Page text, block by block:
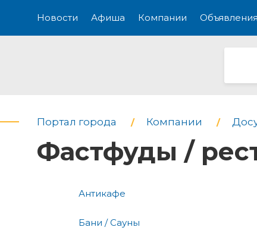
Новости Афиша Компании Объявления
Портал города Компании
Фастфуды /
Антикафе
Бани / Сауны